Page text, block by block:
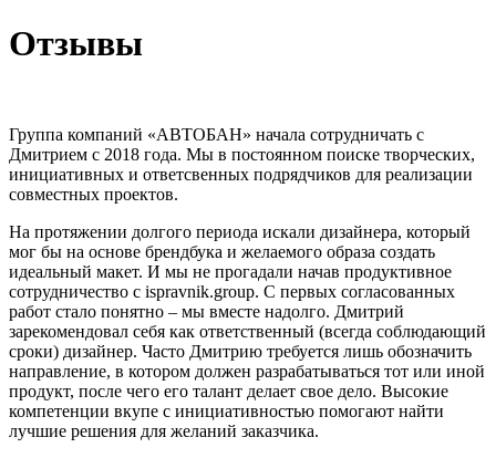
Отзывы
Группа компаний «АВТОБАН» начала сотрудничать с
Дмитрием с 2018 года. Мы в постоянном поиске творческих,
инициативных и ответсвенных подрядчиков для реализации
совместных проектов.
На протяжении долгого периода искали дизайнера, который
мог бы на основе брендбука и желаемого образа создать
идеальный макет. И мы не прогадали начав продуктивное
сотрудничество с ispravnik.group. С первых согласованных
работ стало понятно – мы вместе надолго. Дмитрий
зарекомендовал себя как ответственный (всегда соблюдающий
сроки) дизайнер. Часто Дмитрию требуется лишь обозначить
направление, в котором должен разрабатываться тот или иной
продукт, после чего его талант делает свое дело. Высокие
компетенции вкупе с инициативностью помогают найти
лучшие решения для желаний заказчика.